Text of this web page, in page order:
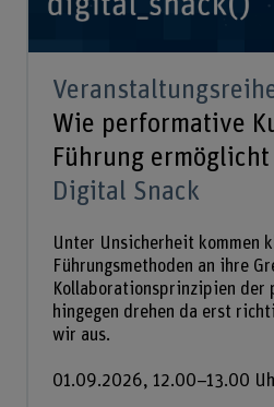
Wie performative
Führung ermöglicht
Digital Snack
Unter Unsicherheit kommen
Führungsmethoden an ihre
Kollaborationsprinzipien der
hingegen drehen da erst
wir aus.
01.09.2026, 12.00–13.00